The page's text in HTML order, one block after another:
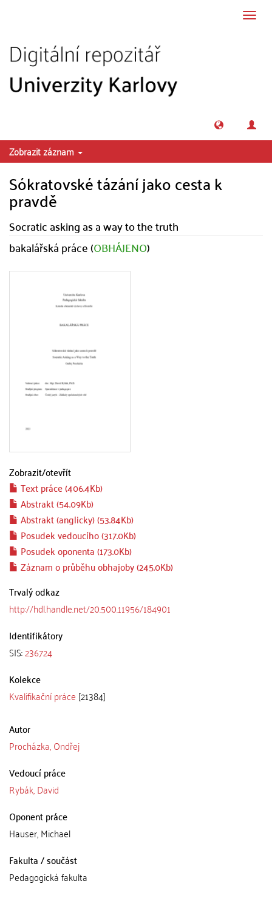
Zobrazit záznam
Sókratovské tázání jako cesta k
pravdě
Socratic asking as a way to the truth
bakalářská práce (OBHÁJENO)
Zobrazit/otevřít
Text práce (406.4Kb)
Abstrakt (54.09Kb)
Abstrakt (anglicky) (53.84Kb)
Posudek vedoucího (317.0Kb)
Posudek oponenta (173.0Kb)
Záznam o průběhu obhajoby (245.0Kb)
Trvalý odkaz
http://hdl.handle.net/20.500.11956/184901
Identifikátory
SIS:236724
Kolekce
Kvalifikační práce [21384]
Autor
Procházka, Ondřej
Vedoucí práce
Rybák, David
Oponent práce
Hauser, Michael
Fakulta / součást
Pedagogická fakulta